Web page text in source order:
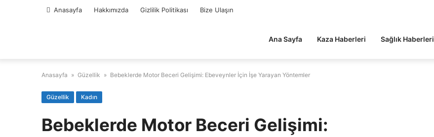
Anasayfa Hakkımızda Gizlilik Politikası Bize Ulaşın
Ana Sayfa Kaza Haberleri Sağlık Haberleri
Anasayfa » Güzellik » Bebeklerde Motor Beceri Gelişimi: Ebeveynler İçin İşe Yarayan Yöntemler
Güzellik Kadın
Bebeklerde Motor Beceri Gelişimi: